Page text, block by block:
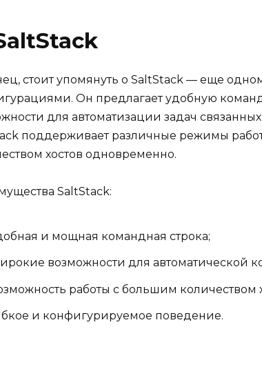
стоит упомянуть о SaltStack — еще
Он предлагает удобную
для автоматизации задач
поддерживает различные режимы
хостов одновременно.
SaltStack:
и мощная командная строка;
возможности для автоматической
работы с большим количеством
и конфигурируемое поведение.